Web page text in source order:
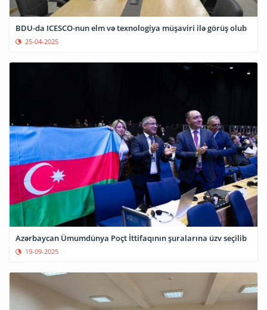
BDU-da ICESCO-nun elm və texnologiya müşaviri ilə görüş olub
25-04-2025
Azərbaycan Ümumdünya Poçt İttifaqının şuralarına üzv seçilib
19-09-2025